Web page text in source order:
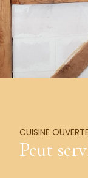
CUISINE OUVERTE
Peut